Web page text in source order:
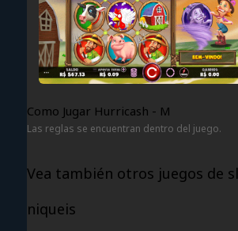
Como Jugar Hurricash - M
Las reglas se encuentran dentro del juego.
Vea también otros juegos de
niqueis